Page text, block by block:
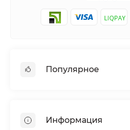
Популярное
Сетка шпалерная
Информация